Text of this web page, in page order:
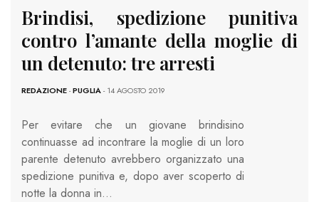
Brindisi, spedizione punitiva
contro l’amante della moglie di
un detenuto: tre arresti
REDAZIONE-PUGLIA- 14 AGOSTO 2019
Per evitare che un giovane brindisino
continuasse ad incontrare la moglie di un loro
parente detenuto avrebbero organizzato una
spedizione punitiva e, dopo aver scoperto di
notte la donna in…